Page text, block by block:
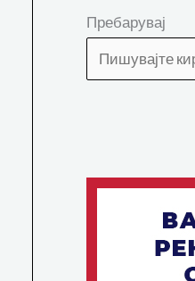
Пребарувај